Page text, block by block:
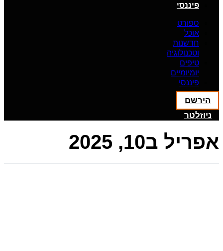
פיננסי
ספורט
אוכל
חדשנות
וטכנולוגיה
טיפים
יומיומיים
פיננסי
הירשם
ניוזלטר
אפריל ב10, 2025